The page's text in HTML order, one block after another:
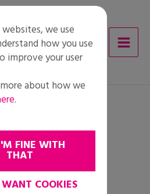
actie
we use
how you use
improve your user
about how we
.
FINE WITH
THAT
COOKIES